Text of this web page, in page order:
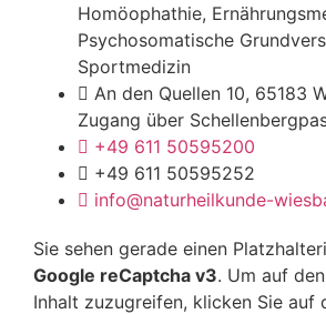
Homöophathie,
Psychosomatische
Sportmedizin
An den Quellen 10, 65183
Zugang über
+49 611 50595200
+49 611 50595252
info@naturheilkunde-
Sie sehen gerade einen
Google reCaptcha v3. Um auf
Inhalt zuzugreifen, klicken Sie auf